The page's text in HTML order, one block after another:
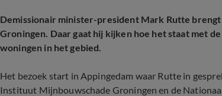
Demissionair minister-president Mark Rutte
Groningen. Daar gaat hij kijken hoe het staat met
woningen in het gebied.
Het bezoek start in Appingedam waar Rutte in
Instituut Mijnbouwschade Groningen en de